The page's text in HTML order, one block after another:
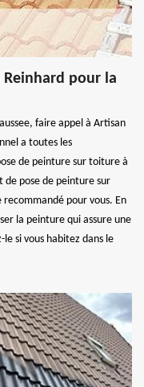
pour la
faire appel à Artisan
a toutes les
de peinture sur toiture à
de pose de peinture sur
pour vous. En
la peinture qui assure une
si vous habitez dans le